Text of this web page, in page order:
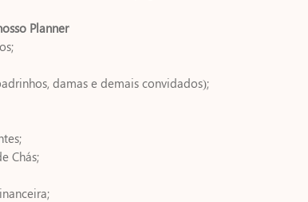
Planner
damas e demais convidados);
Chás;